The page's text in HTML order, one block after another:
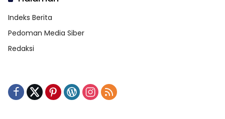
Indeks Berita
Pedoman Media Siber
Redaksi